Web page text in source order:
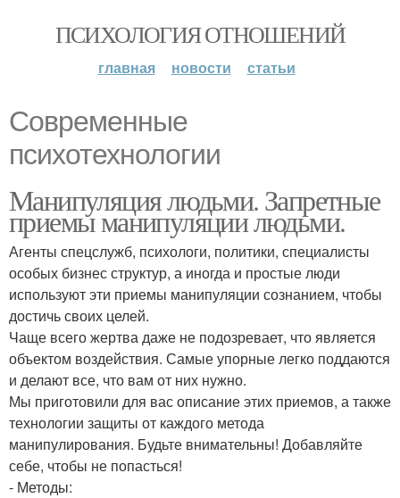
ПСИХОЛОГИЯ ОТНОШЕНИЙ
главная новости статьи
Современные
психотехнологии
Манипуляция людьми. Запретные
приемы манипуляции людьми.
Агенты спецслужб, психологи, политики, специалисты
особых бизнес структур, а иногда и простые люди
используют эти приемы манипуляции сознанием, чтобы
достичь своих целей.
Чаще всего жертва даже не подозревает, что является
объектом воздействия. Самые упорные легко поддаются
и делают все, что вам от них нужно.
Мы приготовили для вас описание этих приемов, а также
технологии защиты от каждого метода
манипулирования. Будьте внимательны! Добавляйте
себе, чтобы не попасться!
- Методы: